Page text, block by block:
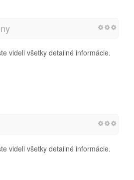
videli všetky detailné informácie.
videli všetky detailné informácie.